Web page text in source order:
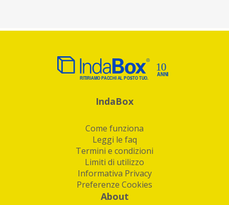
IndaBox
Come funziona
Leggi le faq
Termini e condizioni
Limiti di utilizzo
Informativa Privacy
Preferenze Cookies
About